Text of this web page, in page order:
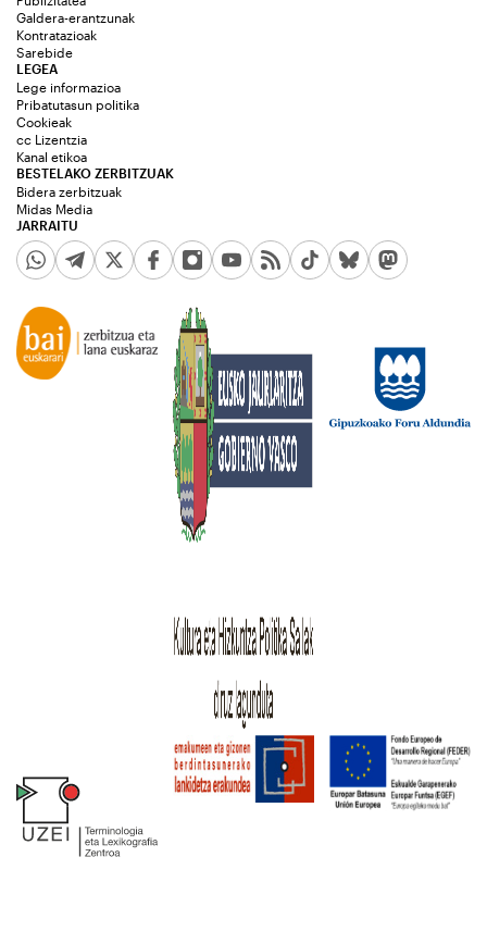
Galdera-erantzunak
Kontratazioak
Sarebide
JARRAITU
LEGEA
Lege informazioa
Pribatutasun politika
Cookieak
cc Lizentzia
Kanal etikoa
BESTELAKO ZERBITZUAK
Bidera zerbitzuak
Midas Media